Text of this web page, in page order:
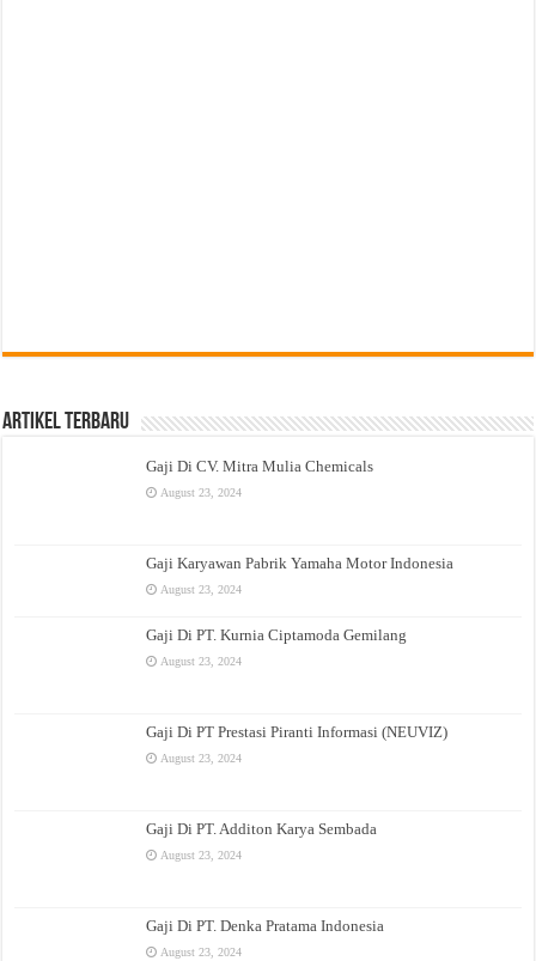
Artikel Terbaru
Gaji Di CV. Mitra Mulia Chemicals
August 23, 2024
Gaji Karyawan Pabrik Yamaha Motor Indonesia
August 23, 2024
Gaji Di PT. Kurnia Ciptamoda Gemilang
August 23, 2024
Gaji Di PT Prestasi Piranti Informasi (NEUVIZ)
August 23, 2024
Gaji Di PT. Additon Karya Sembada
August 23, 2024
Gaji Di PT. Denka Pratama Indonesia
August 23, 2024